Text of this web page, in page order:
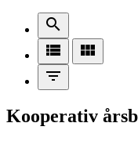
search
view_list
view_module
filter_list
Kooperativ